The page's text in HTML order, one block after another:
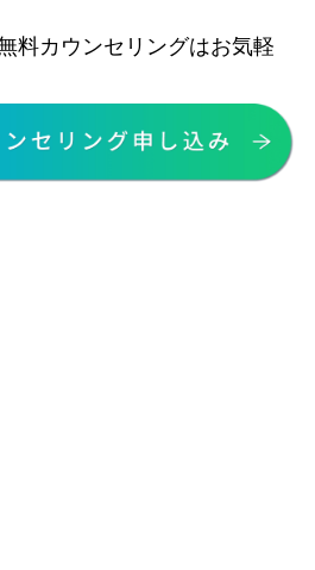
料カウンセリングはお気軽